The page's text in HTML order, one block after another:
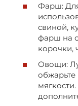
Фарш:
свиной,
фарш на
корочки,
Овощи:
обжарьте